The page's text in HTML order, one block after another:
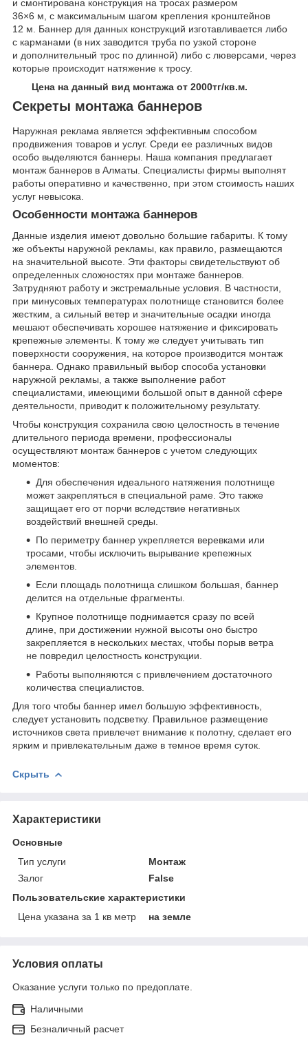
и смонтирована конструкция на тросах размером
36×6 м, с максимальным шагом крепления кронштейнов
12 м. Баннер для данных конструкций изготавливается либо
с карманами (в них заводится труба по узкой стороне
и дополнительный трос по длинной) либо с люверсами, через
которые происходит натяжение к тросу.
Цена на данный вид монтажа от 2000тг/кв.м.
Секреты монтажа баннеров
Наружная реклама является эффективным способом
продвижения товаров и услуг. Среди ее различных видов
особо выделяются баннеры. Наша компания предлагает
монтаж баннеров в Алматы. Специалисты фирмы выполнят
работы оперативно и качественно, при этом стоимость наших
услуг невысока.
Особенности монтажа баннеров
Данные изделия имеют довольно большие габариты. К тому
же объекты наружной рекламы, как правило, размещаются
на значительной высоте. Эти факторы свидетельствуют об
определенных сложностях при монтаже баннеров.
Затрудняют работу и экстремальные условия. В частности,
при минусовых температурах полотнище становится более
жестким, а сильный ветер и значительные осадки иногда
мешают обеспечивать хорошее натяжение и фиксировать
крепежные элементы. К тому же следует учитывать тип
поверхности сооружения, на которое производится монтаж
баннера. Однако правильный выбор способа установки
наружной рекламы, а также выполнение работ
специалистами, имеющими большой опыт в данной сфере
деятельности, приводит к положительному результату.
Чтобы конструкция сохранила свою целостность в течение
длительного периода времени, профессионалы
осуществляют монтаж баннеров с учетом следующих
моментов:
Для обеспечения идеального натяжения полотнище
может закрепляться в специальной раме. Это также
защищает его от порчи вследствие негативных
воздействий внешней среды.
По периметру баннер укрепляется веревками или
тросами, чтобы исключить вырывание крепежных
элементов.
Если площадь полотнища слишком большая, баннер
делится на отдельные фрагменты.
Крупное полотнище поднимается сразу по всей
длине, при достижении нужной высоты оно быстро
закрепляется в нескольких местах, чтобы порыв ветра
не повредил целостность конструкции.
Работы выполняются с привлечением достаточного
количества специалистов.
Для того чтобы баннер имел большую эффективность,
следует установить подсветку. Правильное размещение
источников света привлечет внимание к полотну, сделает его
ярким и привлекательным даже в темное время суток.
Скрыть
Характеристики
Основные
Тип услуги
Монтаж
Залог
False
Пользовательские характеристики
Цена указана за 1 кв метр
на земле
Условия оплаты
Оказание услуги только по предоплате.
Наличными
Безналичный расчет